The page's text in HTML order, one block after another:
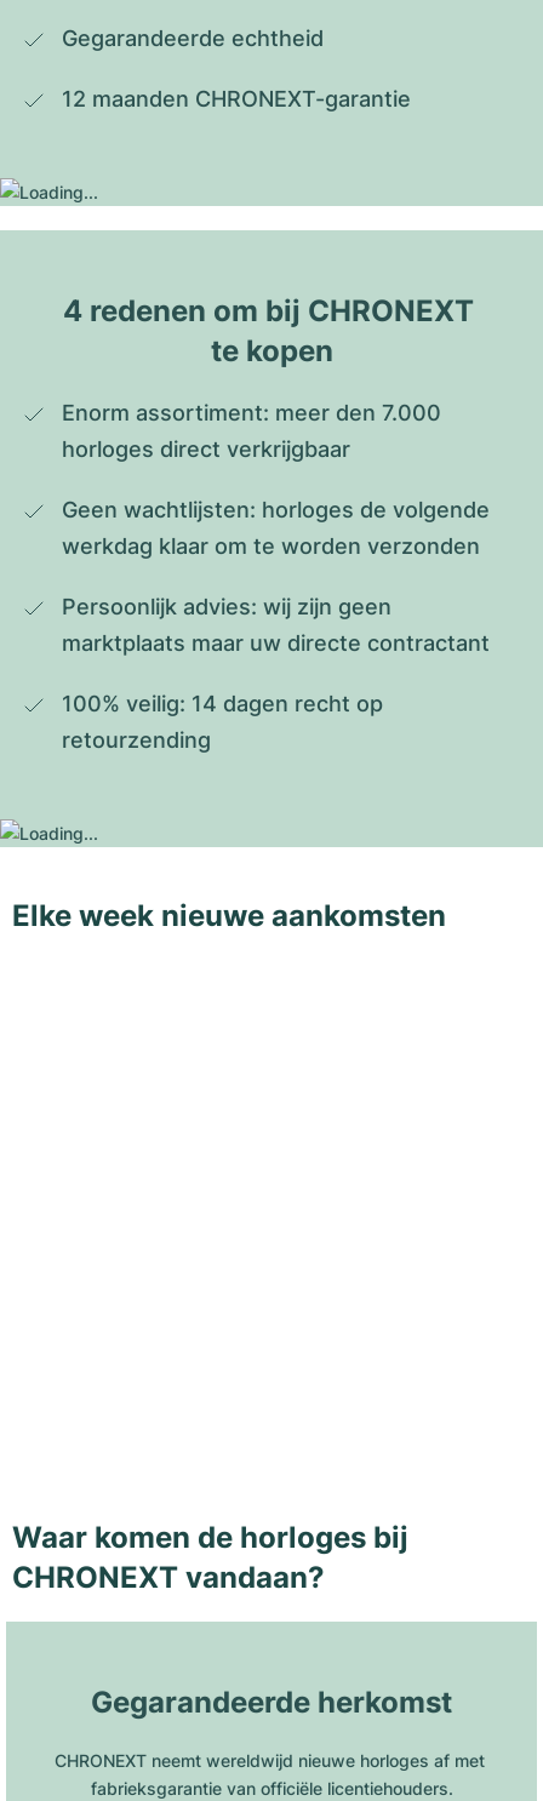
Gegarandeerde echtheid
12 maanden CHRONEXT-garantie
4 redenen om bij CHRONEXT
te kopen
Enorm assortiment: meer den 7.000
horloges direct verkrijgbaar
Geen wachtlijsten: horloges de volgende
werkdag klaar om te worden verzonden
Persoonlijk advies: wij zijn geen
marktplaats maar uw directe contractant
100% veilig: 14 dagen recht op
retourzending
Elke week nieuwe aankomsten
Waar komen de horloges bij
CHRONEXT vandaan?
Gegarandeerde herkomst
CHRONEXT neemt wereldwijd nieuwe horloges af met
fabrieksgarantie van officiële licentiehouders.